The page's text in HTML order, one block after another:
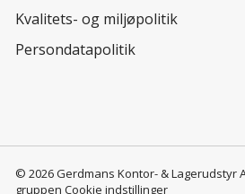
Kvalitets- og miljøpolitik
Persondatapolitik
© 2026 Gerdmans Kontor- & Lagerudstyr
gruppen Cookie indstillinger